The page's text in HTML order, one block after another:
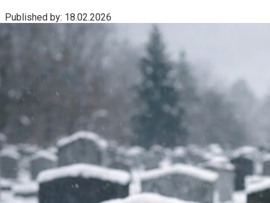
Published by: 18.02.2026